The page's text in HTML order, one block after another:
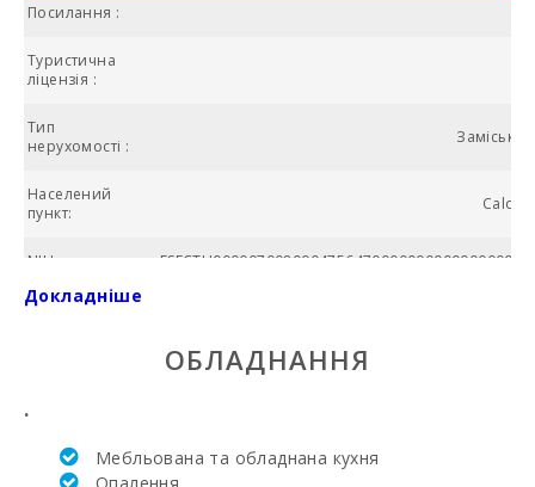
Посилання :
Туристична
ліцензія :
Тип
нерухомості :
Заміська
Населений
пункт:
NIU:
Загальна
Кількість
спалень:
Докладніше
ОБЛАДНАННЯ
.
Мебльована та обладнана кухня